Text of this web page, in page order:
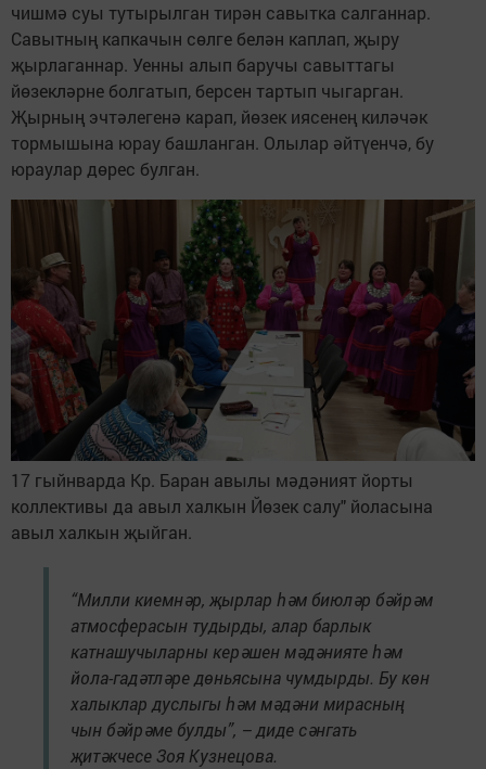
чишмә суы тутырылган тирән савытка салганнар.
Савытның капкачын сөлге белән каплап, җыру
җырлаганнар. Уенны алып баручы савыттагы
йөзекләрне болгатып, берсен тартып чыгарган.
Җырның эчтәлегенә карап, йөзек иясенең киләчәк
тормышына юрау башланган. Олылар әйтүенчә, бу
юраулар дөрес булган.
17 гыйнварда Кр. Баран авылы мәдәният йорты
коллективы да авыл халкын Йөзек салу" йоласына
авыл халкын җыйган.
“Милли киемнәр, җырлар һәм биюләр бәйрәм
атмосферасын тудырды, алар барлык
катнашучыларны керәшен мәдәнияте һәм
йола-гадәтләре дөньясына чумдырды. Бу көн
халыклар дуслыгы һәм мәдәни мирасның
чын бәйрәме булды”, – диде сәнгать
җитәкчесе Зоя Кузнецова.